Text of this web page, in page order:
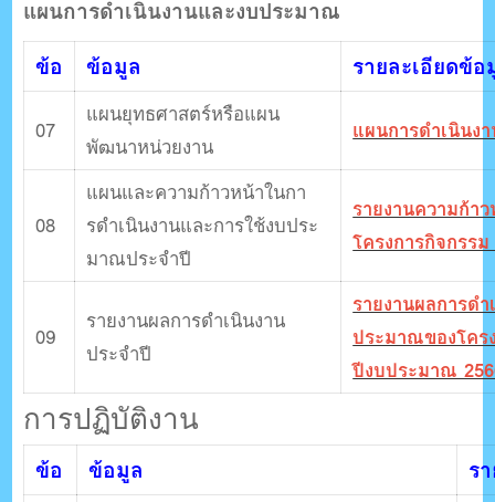
แผนการดําเนินงานและงบประมาณ
ข้อ
ข้อมูล รายละเอียดข้
07
แผนยุทธศาสตร์หรือแผน
พัฒนาหน่วยงาน
แผนการดำเนินง
08
แผนและความก้าวหน้าในกา
รดําเนินงานและการใช้งบประ
มาณประจําปี
รายงานความก้า
โครงการกิจกรร
09
รายงานผลการดำเนินงาน
ประจำปี
รายงานผลการด
ประมาณของโคร
ปีงบประมาณ
การปฏิบัติงาน
ข้อ ข้อมูล ร